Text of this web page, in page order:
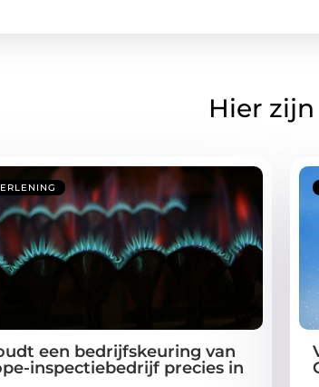
Hier
een bedrijfskeuring van
inspectiebedrijf precies in